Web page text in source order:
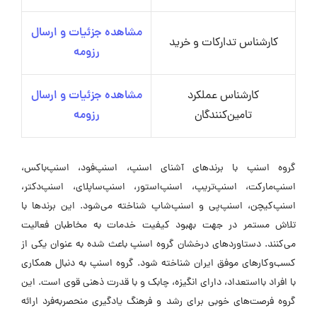
کارشناس تدارکات و خرید
مشاهده جزئیات و ارسال
رزومه
کارشناس عملکرد
تامین‌کنندگان
مشاهده جزئیات و ارسال
رزومه
گروه اسنپ با برندهای آشنای اسنپ، اسنپ‌فود، اسنپ‌باکس،
اسنپ‌مارکت، اسنپ‌تریپ، اسنپ‌استور، اسنپ‌ساپلای، اسنپ‌دکتر،
اسنپ‌کیچن، اسنپ‌پی و اسنپ‌شاپ شناخته می‌شود. این برندها با
تلاش مستمر در جهت بهبود کیفیت خدمات به مخاطبان فعالیت
می‌کنند. دستاوردهای درخشان گروه اسنپ باعث شده به عنوان یکی از
کسب‌وکارهای موفق ایران شناخته شود. گروه اسنپ به دنبال همکاری
با افراد بااستعداد، دارای انگیزه، چابک و با قدرت ذهنی قوی است. این
گروه فرصت‌های خوبی برای رشد و فرهنگ یادگیری منحصر‌به‌فرد ارائه